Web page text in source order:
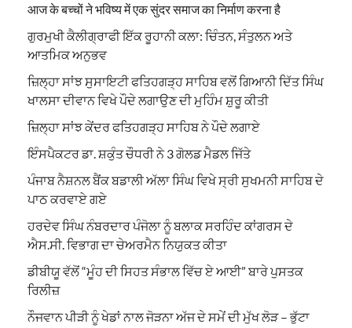
आज के बच्चों ने भविष्य में एक सुंदर समाज का निर्माण करना है
ਗੁਰਮੁਖੀ ਕੈਲੀਗ੍ਰਾਫੀ ਇੱਕ ਰੂਹਾਨੀ ਕਲਾ: ਚਿੰਤਨ, ਸੰਤੁਲਨ ਅਤੇ
ਆਤਮਿਕ ਅਨੁਭਵ
ਜ਼ਿਲ੍ਹਾ ਸਾਂਝ ਸੁਸਾਇਟੀ ਫਤਿਹਗੜ੍ਹ ਸਾਹਿਬ ਵਲੋਂ ਗਿਆਨੀ ਦਿੱਤ ਸਿੰਘ
ਖਾਲਸਾ ਦੀਵਾਨ ਵਿਖੇ ਪੌਦੇ ਲਗਾਉਣ ਦੀ ਮੁਹਿੰਮ ਸ਼ੁਰੂ ਕੀਤੀ
ਜ਼ਿਲ੍ਹਾ ਸਾਂਝ ਕੇਂਦਰ ਫਤਿਹਗੜ੍ਹ ਸਾਹਿਬ ਨੇ ਪੌਦੇ ਲਗਾਏ
ਇੰਸਪੈਕਟਰ ਡਾ. ਸ਼ਕੁੰਤ ਚੌਧਰੀ ਨੇ 3 ਗੋਲਡ ਮੈਡਲ ਜਿੱਤੇ
ਪੰਜਾਬ ਨੈਸ਼ਨਲ ਬੈਂਕ ਬਡਾਲੀ ਅੱਲਾ ਸਿੰਘ ਵਿਖੇ ਸ੍ਰੀ ਸੁਖਮਨੀ ਸਾਹਿਬ ਦੇ
ਪਾਠ ਕਰਵਾਏ ਗਏ
ਹਰਦੇਵ ਸਿੰਘ ਨੰਬਰਦਾਰ ਪੰਜੋਲਾ ਨੂੰ ਬਲਾਕ ਸਰਹਿੰਦ ਕਾਂਗਰਸ ਦੇ
ਐਸ.ਸੀ. ਵਿਭਾਗ ਦਾ ਚੇਅਰਮੈਨ ਨਿਯੁਕਤ ਕੀਤਾ
ਡੀਬੀਯੂ ਵੱਲੋਂ “ਮੂੰਹ ਦੀ ਸਿਹਤ ਸੰਭਾਲ ਵਿੱਚ ਏ ਆਈ” ਬਾਰੇ ਪੁਸਤਕ
ਰਿਲੀਜ਼
ਨੌਜਵਾਨ ਪੀੜੀ ਨੂੰ ਖੇਡਾਂ ਨਾਲ ਜੋੜਨਾ ਅੱਜ ਦੇ ਸਮੇਂ ਦੀ ਮੁੱਖ ਲੋੜ – ਭੁੱਟਾ